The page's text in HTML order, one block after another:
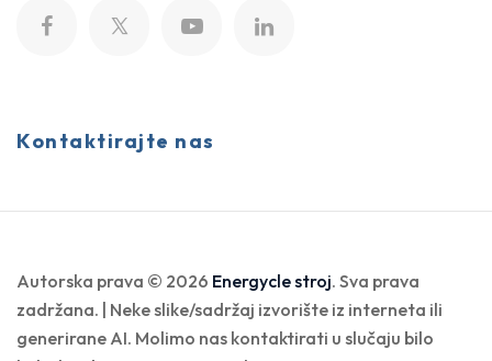
Kontaktirajte nas
Autorska prava © 2026 Energycle stroj. Sva prava
zadržana. | Neke slike/sadržaj izvorište iz interneta ili
generirane AI. Molimo nas kontaktirati u slučaju bilo